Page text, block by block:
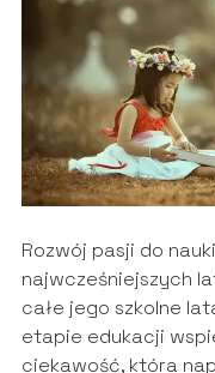
Rozwój pasji do
najwcześniejszych
całe jego szkolne
etapie edukacji
ciekawość, która